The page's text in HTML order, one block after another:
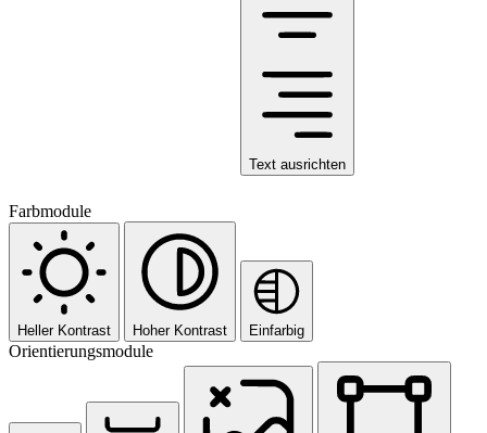
Text ausrichten
Farbmodule
Heller Kontrast Hoher Kontrast Einfarbig
Orientierungsmodule